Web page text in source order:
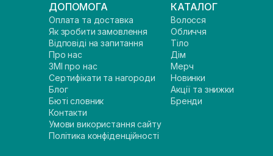
ДОПОМОГА
Оплата та доставка
Як зробити замовлення
Відповіді на запитання
Про нас
ЗМІ про нас
Сертифікати та нагороди
Блог
Бюті словник
Контакти
Умови використання сайту
Політика конфіденційності
КАТАЛОГ
Волосся
Обличчя
Тіло
Дім
Мерч
Новинки
Акції та знижки
Бренди